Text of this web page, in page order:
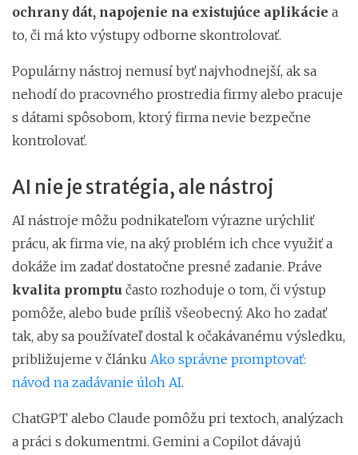
ochrany dát, napojenie na existujúce aplikácie a
to, či má kto výstupy odborne skontrolovať.
Populárny nástroj nemusí byť najvhodnejší, ak sa
nehodí do pracovného prostredia firmy alebo pracuje
s dátami spôsobom, ktorý firma nevie bezpečne
kontrolovať.
AI nie je stratégia, ale nástroj
AI nástroje môžu podnikateľom výrazne urýchliť
prácu, ak firma vie, na aký problém ich chce využiť a
dokáže im zadať dostatočne presné zadanie. Práve
kvalita promptu často rozhoduje o tom, či výstup
pomôže, alebo bude príliš všeobecný. Ako ho zadať
tak, aby sa používateľ dostal k očakávanému výsledku,
približujeme v článku Ako správne promptovať:
návod na zadávanie úloh AI.
ChatGPT alebo Claude pomôžu pri textoch, analýzach
a práci s dokumentmi. Gemini a Copilot dávajú